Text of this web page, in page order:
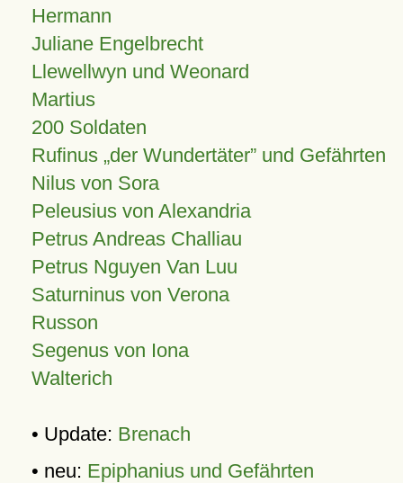
Hermann
Juliane Engelbrecht
Llewellwyn und Weonard
Martius
200 Soldaten
Rufinus „der Wundertäter” und Gefährten
Nilus von Sora
Peleusius von Alexandria
Petrus Andreas Challiau
Petrus Nguyen Van Luu
Saturninus von Verona
Russon
Segenus von Iona
Walterich
• Update: Brenach
• neu: Epiphanius und Gefährten